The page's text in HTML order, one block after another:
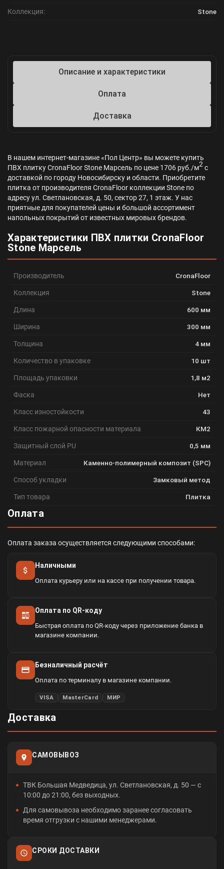
Коллекция: Stone
Описание и характеристики
Оплата
Доставка
В нашем интернет-магазине «Пол Центр» вы можете купить
ПВХ плитку CronaFloor Stone Марсель по цене 1706 руб./м2с
доставкой по городу Новосибирску и области. Приобретите
плитка от производителя CronaFloor коллекции Stone по
адресу ул. Светлановская, д. 50, сектор 27, 1 этаж. У нас
приятные для покупателей цены и большой ассортимент
напольных покрытий от известных мировых брендов.
Характеристики ПВХ плитки CronaFloor
Stone Марсель
Производитель CronaFloor
Коллекция Stone
Длина 600 мм
Ширина 300 мм
Толщина 4 мм
Количество в упаковке 10 шт
Площадь упаковки 1,8 м2
Фаска Нет
Класс изностойкости 43
Класс пожарной опасности материала КМ2
Защитный слой PU 0,5 мм
Материал Каменно-полимерный композит (SPC)
Способ укладки Замковый метод
Тип товара Плитка
Оплата
Оплата заказа осуществляется следующими способами:
Наличными
Оплата курьеру или на кассе при получении товара.
Оплата по QR-коду
Быстрая оплата по QR-коду через приложение банка в
магазине компании.
Безналичный расчёт
Оплата по терминалу в магазине компании.
VISA MasterCard МИР
Доставка
САМОВЫВОЗ
ТВК Большая Медведица, ул. Светлановская, д. 50 — с
10:00 до 21:00, без выходных.
Для самовывоза необходимо заранее согласовать
время отгрузки с нашими менеджерами.
СРОКИ ДОСТАВКИ